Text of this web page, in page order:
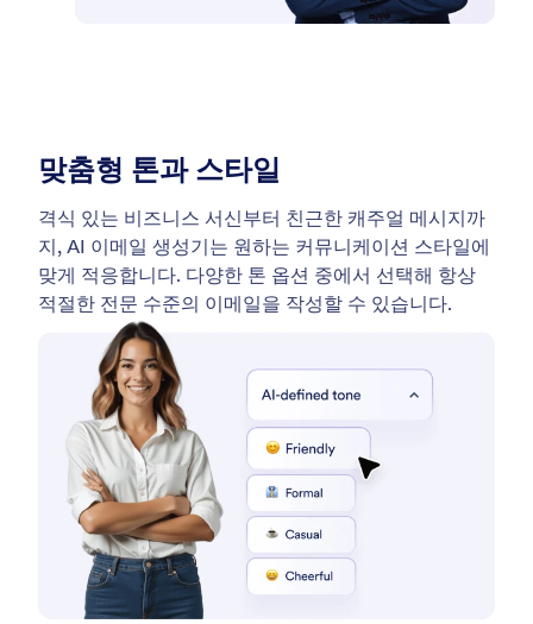
맞춤형 톤과 스타일
격식 있는 비즈니스 서신부터 친근한 캐주얼 메시지까
지, AI 이메일 생성기는 원하는 커뮤니케이션 스타일에
맞게 적응합니다. 다양한 톤 옵션 중에서 선택해 항상
적절한 전문 수준의 이메일을 작성할 수 있습니다.